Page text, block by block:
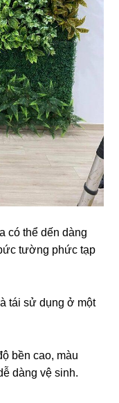
có thể dến dàng
tường phức tạp
tái sử dụng ở một
bền cao, màu
dàng vệ sinh.